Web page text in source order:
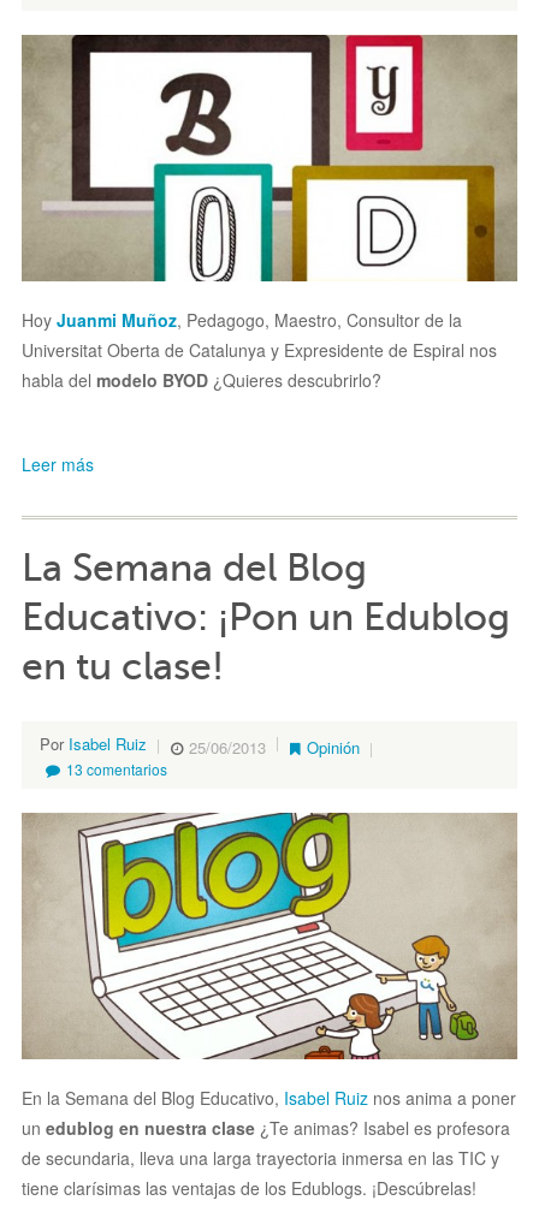
Hoy Juanmi Muñoz, Pedagogo, Maestro, Consultor de la
Universitat Oberta de Catalunya y Expresidente de Espiral nos
habla del modelo BYOD ¿Quieres descubrirlo?
Leer más
La Semana del Blog
Educativo: ¡Pon un Edublog
en tu clase!
Por Isabel Ruiz 25/06/2013 Opinión
13 comentarios
En la Semana del Blog Educativo, Isabel Ruiz nos anima a poner
un edublog en nuestra clase ¿Te animas? Isabel es profesora
de secundaria, lleva una larga trayectoria inmersa en las TIC y
tiene clarísimas las ventajas de los Edublogs. ¡Descúbrelas!